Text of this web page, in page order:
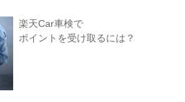
楽天Car車検で
ポイントを受け取るには？